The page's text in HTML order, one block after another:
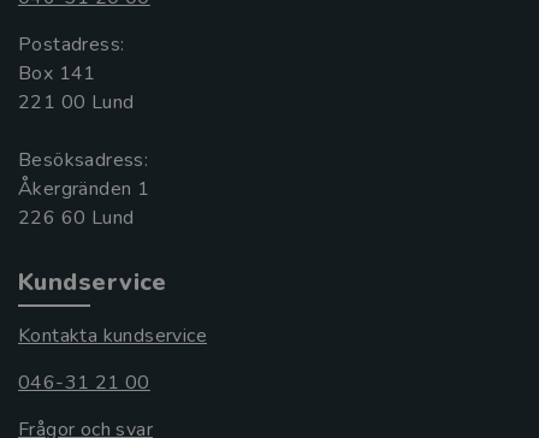
Postadress:
Box 141
221 00 Lund
Besöksadress:
Åkergränden 1
Kundservice
Kontakta kundservice
046-31 21 00
Frågor och svar